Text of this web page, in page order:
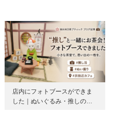
店内にフォトブースができま
した｜ぬいぐるみ・推しの…